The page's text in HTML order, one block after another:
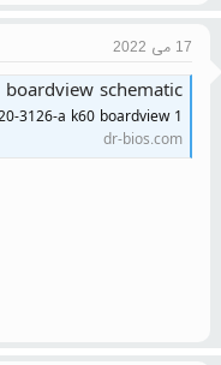
17 می 2022
schematic
3126-a k60 boardview 1
dr-bios.com